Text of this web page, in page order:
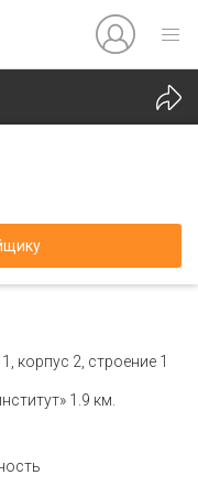
корпус 2, строение 1
1.9 км.